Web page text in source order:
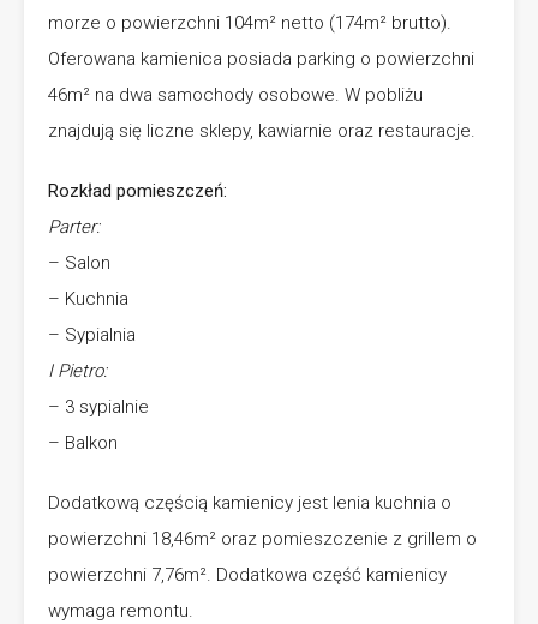
morze o powierzchni 104m² netto (174m² brutto).
Oferowana kamienica posiada parking o powierzchni
46m² na dwa samochody osobowe. W pobliżu
znajdują się liczne sklepy, kawiarnie oraz restauracje.
Rozkład pomieszczeń:
Parter:
– Salon
– Kuchnia
– Sypialnia
I Pietro:
– 3 sypialnie
– Balkon
Dodatkową częścią kamienicy jest lenia kuchnia o
powierzchni 18,46m² oraz pomieszczenie z grillem o
powierzchni 7,76m². Dodatkowa część kamienicy
wymaga remontu.